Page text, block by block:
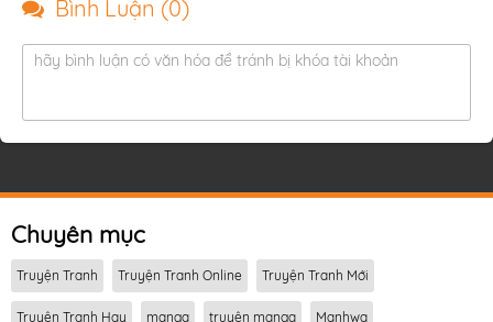
Bình Luận (0)
hãy bình luận có văn hóa để tránh bị khóa tài khoản
Chuyên mục
Truyện Tranh Truyện Tranh Online Truyện Tranh Mới
Truyện Tranh Hay manga truyện manga Manhwa